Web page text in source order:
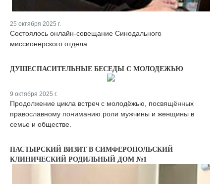
25 октября 2025 г.
Состоялось онлайн-совещание Синодального
миссионерского отдела.
ДУШЕСПАСИТЕЛЬНЫЕ БЕСЕДЫ С МОЛОДЕЖЬЮ
9 октября 2025 г.
Продолжение цикла встреч с молодёжью, посвящённых
православному пониманию роли мужчины и женщины в
семье и обществе.
ПАСТЫРСКИЙ ВИЗИТ В СИМФЕРОПОЛЬСКИЙ
КЛИНИЧЕСКИЙ РОДИЛЬНЫЙ ДОМ №1